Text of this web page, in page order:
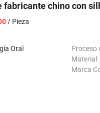
fabricante chino con
/ Pieza
Oral Proceso
Material:
Marca